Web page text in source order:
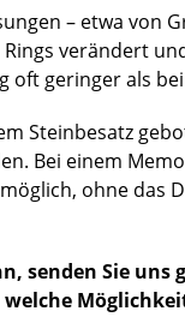
– etwa von
verändert
geringer als
Steinbesatz
Bei einem
ohne das
senden Sie uns